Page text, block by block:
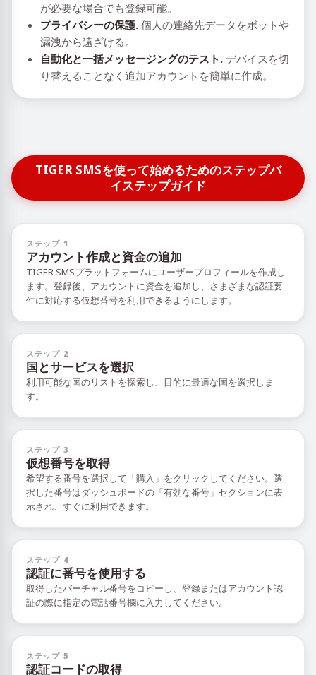
が必要な場合でも登録可能。
プライバシーの保護. 個人の連絡先データをボットや
漏洩から遠ざける。
自動化と一括メッセージングのテスト. デバイスを切
り替えることなく追加アカウントを簡単に作成。
TIGER SMSを使って始めるためのステップバ
イステップガイド
ステップ 1
アカウント作成と資金の追加
TIGER SMSプラットフォームにユーザープロフィールを作成し
ます。登録後、アカウントに資金を追加し、さまざまな認証要
件に対応する仮想番号を利用できるようにします。
ステップ 2
国とサービスを選択
利用可能な国のリストを探索し、目的に最適な国を選択しま
す。
ステップ 3
仮想番号を取得
希望する番号を選択して「購入」をクリックしてください。選
択した番号はダッシュボードの「有効な番号」セクションに表
示され、すぐに利用できます。
ステップ 4
認証に番号を使用する
取得したバーチャル番号をコピーし、登録またはアカウント認
証の際に指定の電話番号欄に入力してください。
ステップ 5
認証コードの取得